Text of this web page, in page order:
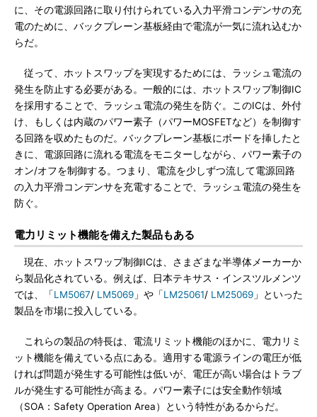
に、その電源回路に取り付けられている入力平滑コンデンサの充
電のために、バックプレーン基板経由で電流が一気に流れ込むか
らだ。
従って、ホットスワップを実現するためには、ラッシュ電流の
発生を防止する必要がある。一般的には、ホットスワップ制御IC
を採用することで、ラッシュ電流の発生を防ぐ。このICは、外付
け、もしくは内蔵のパワー素子（パワーMOSFETなど）を制御す
る回路を収めたものだ。バックプレーン基板にボードを挿したと
きに、電源回路に流れる電流をモニターしながら、パワー素子の
オン/オフを制御する。つまり、電流を少しずつ流して電源回路
の入力平滑コンデンサを充電することで、ラッシュ電流の発生を
防ぐ。
電力リミット機能を備えた製品もある
現在、ホットスワップ制御ICは、さまざまな半導体メーカーか
ら製品化されている。例えば、日本テキサス・インスツルメンツ
では、「LM5067/ LM5069 」や「LM25061/ LM25069 」といった
製品を市場に投入している。
これらの製品の特長は、電流リミット機能のほかに、電力リミ
ット機能を備えている点にある。適用する電源ラインの電圧が低
ければ問題が発生する可能性は低いが、電圧が高い場合はトラブ
ルが発生する可能性が高まる。パワー素子には安全動作領域
（SOA：Safety Operation Area）という特性があるからだ。